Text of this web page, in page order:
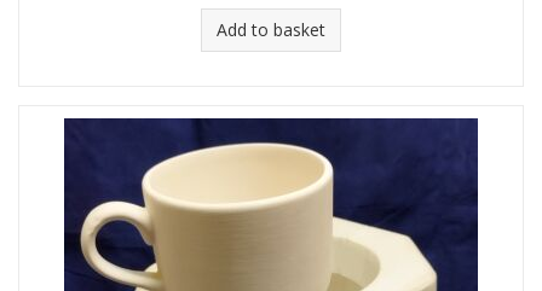
Add to basket